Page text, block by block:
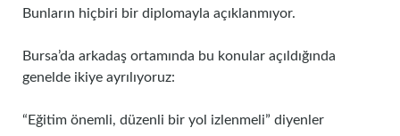
Bunların hiçbiri bir diplomayla açıklanmıyor.
Bursa’da arkadaş ortamında bu konular açıldığında
genelde ikiye ayrılıyoruz:
“Eğitim önemli, düzenli bir yol izlenmeli” diyenler